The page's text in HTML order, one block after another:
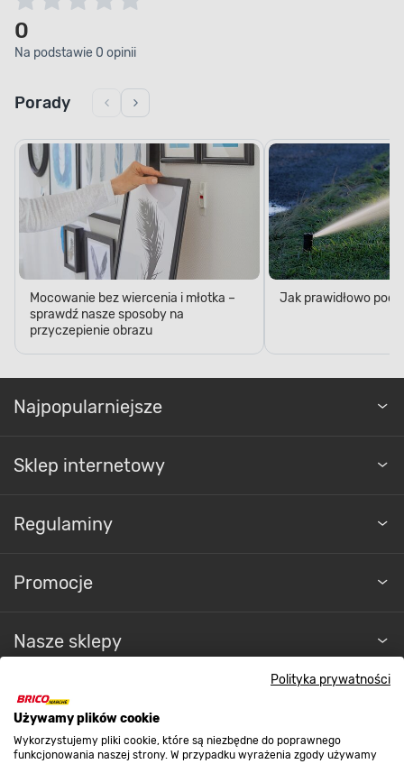
Polityka prywatności
Używamy plików cookie
Wykorzystujemy pliki cookie, które są niezbędne do poprawnego
funkcjonowania naszej strony. W przypadku wyrażenia zgody używamy
0
Na podstawie 0 opinii
Porady
Mocowanie bez wiercenia i młotka –
sprawdź nasze sposoby na
przyczepienie obrazu
Jak prawidłowo
Najpopularniejsze
Sklep internetowy
Regulaminy
Promocje
Nasze sklepy
O nas
Kontakt do sklepu